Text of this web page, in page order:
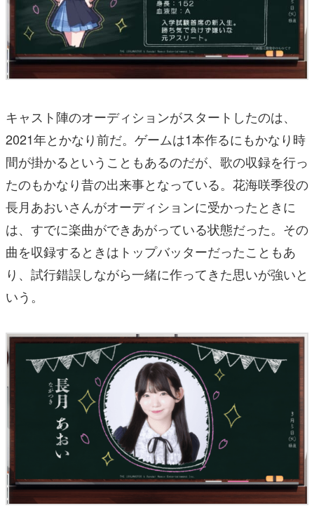
キャスト陣のオーディションがスタートしたのは、
2021年とかなり前だ。ゲームは1本作るにもかなり時
間が掛かるということもあるのだが、歌の収録を行っ
たのもかなり昔の出来事となっている。花海咲季役の
長月あおいさんがオーディションに受かったときに
は、すでに楽曲ができあがっている状態だった。その
曲を収録するときはトップバッターだったこともあ
り、試行錯誤しながら一緒に作ってきた思いが強いと
いう。